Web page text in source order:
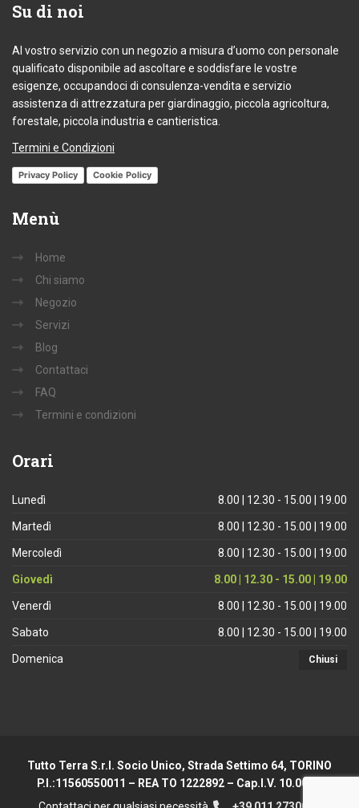
Su di noi
Al vostro servizio con un negozio a misura d’uomo con personale
qualificato disponibile ad ascoltare e soddisfare le vostre
esigenze, occupandoci di consulenza-vendita e servizio
assistenza di attrezzatura per giardinaggio, piccola agricoltura,
forestale, piccola industria e cantieristica.
Termini e Condizioni
Privacy Policy Cookie Policy
Menù
Home
Chi siamo
Negozio
Servizi
Blog
Contattaci
FAQ
Termini e condizioni
Orari
Lunedì 8.00 | 12.30 - 15.00 | 19.00
Martedì 8.00 | 12.30 - 15.00 | 19.00
Mercoledì 8.00 | 12.30 - 15.00 | 19.00
Giovedì 8.00 | 12.30 - 15.00 | 19.00
Venerdì 8.00 | 12.30 - 15.00 | 19.00
Sabato 8.00 | 12.30 - 15.00 | 19.00
Domenica Chiusi
Tutto Terra S.r.l. Socio Unico, Strada Settimo 64, TORINO
P.I.:11560550011 – REA TO 1222892 – Cap.I.V. 10.000 €